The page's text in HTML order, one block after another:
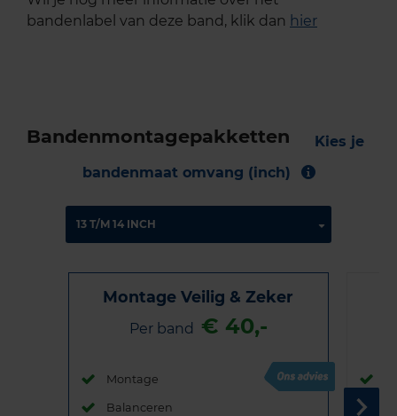
bandenlabel van deze band, klik dan hier
Bandenmontagepakketten
Kies je
bandenmaat omvang (inch)
Montage Veilig & Zeker
Per band € 40,-
Montage
Balanceren